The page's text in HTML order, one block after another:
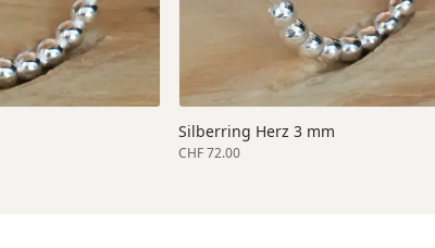
Silberring Herz 3 mm
CHF 72.00